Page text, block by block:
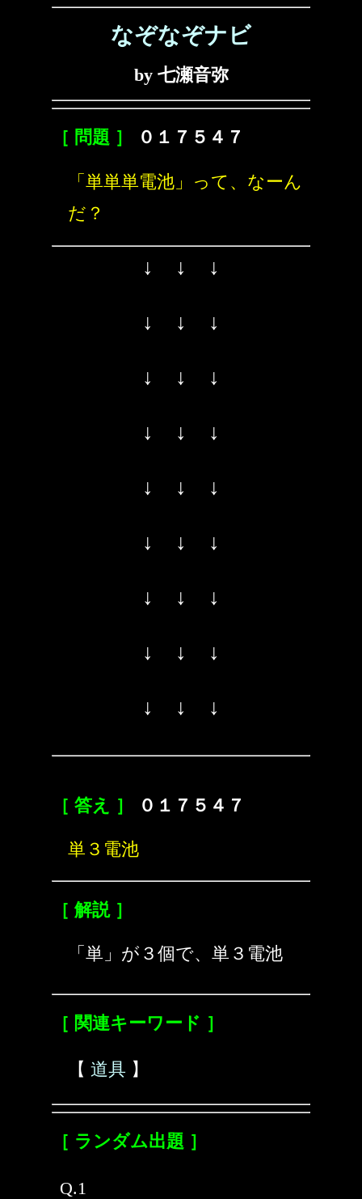
なぞなぞナビ
by 七瀬音弥
［ 問題 ］ ０１７５４７
「単単単電池」って、なーん
だ？
↓ ↓ ↓
↓ ↓ ↓
↓ ↓ ↓
↓ ↓ ↓
↓ ↓ ↓
↓ ↓ ↓
↓ ↓ ↓
↓ ↓ ↓
↓ ↓ ↓
［ 答え ］ ０１７５４７
単３電池
［ 解説 ］
「単」が３個で、単３電池
［ 関連キーワード ］
【 道具 】
［ ランダム出題 ］
Q.1